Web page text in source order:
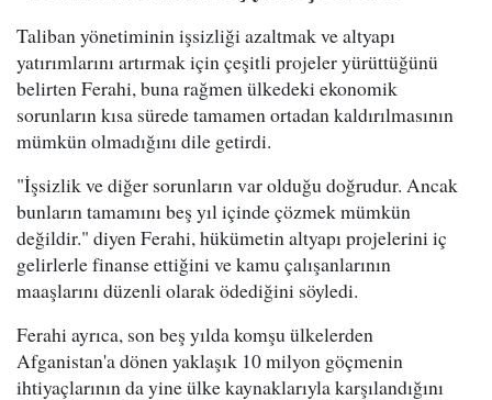
Taliban yönetiminin işsizliği azaltmak ve altyapı
yatırımlarını artırmak için çeşitli projeler yürüttüğünü
belirten Ferahi, buna rağmen ülkedeki ekonomik
sorunların kısa sürede tamamen ortadan kaldırılmasının
mümkün olmadığını dile getirdi.
"İşsizlik ve diğer sorunların var olduğu doğrudur. Ancak
bunların tamamını beş yıl içinde çözmek mümkün
değildir." diyen Ferahi, hükümetin altyapı projelerini iç
gelirlerle finanse ettiğini ve kamu çalışanlarının
maaşlarını düzenli olarak ödediğini söyledi.
Ferahi ayrıca, son beş yılda komşu ülkelerden
Afganistan'a dönen yaklaşık 10 milyon göçmenin
ihtiyaçlarının da yine ülke kaynaklarıyla karşılandığını